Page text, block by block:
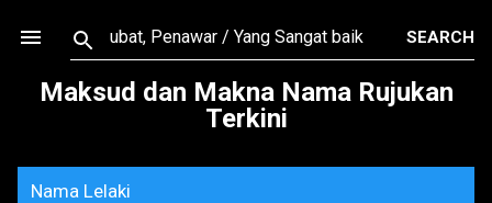
Skip to main content
Maksud dan Makna Nama Rujukan
Terkini
Nama Lelaki